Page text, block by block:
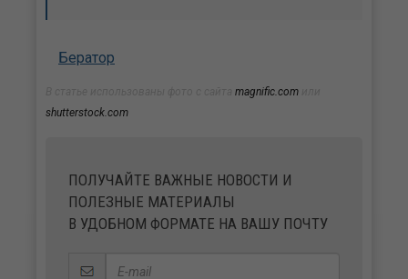
Бератор
magnific.com
shutterstock.com
ПОЛУЧАЙТЕ ВАЖНЫЕ НОВОСТИ И
ПОЛЕЗНЫЕ МАТЕРИАЛЫ
В УДОБНОМ ФОРМАТЕ НА ВАШУ ПОЧТУ